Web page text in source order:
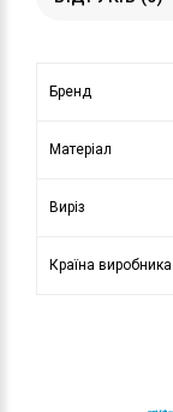
Бренд
Матеріал
Виріз
Країна виробника